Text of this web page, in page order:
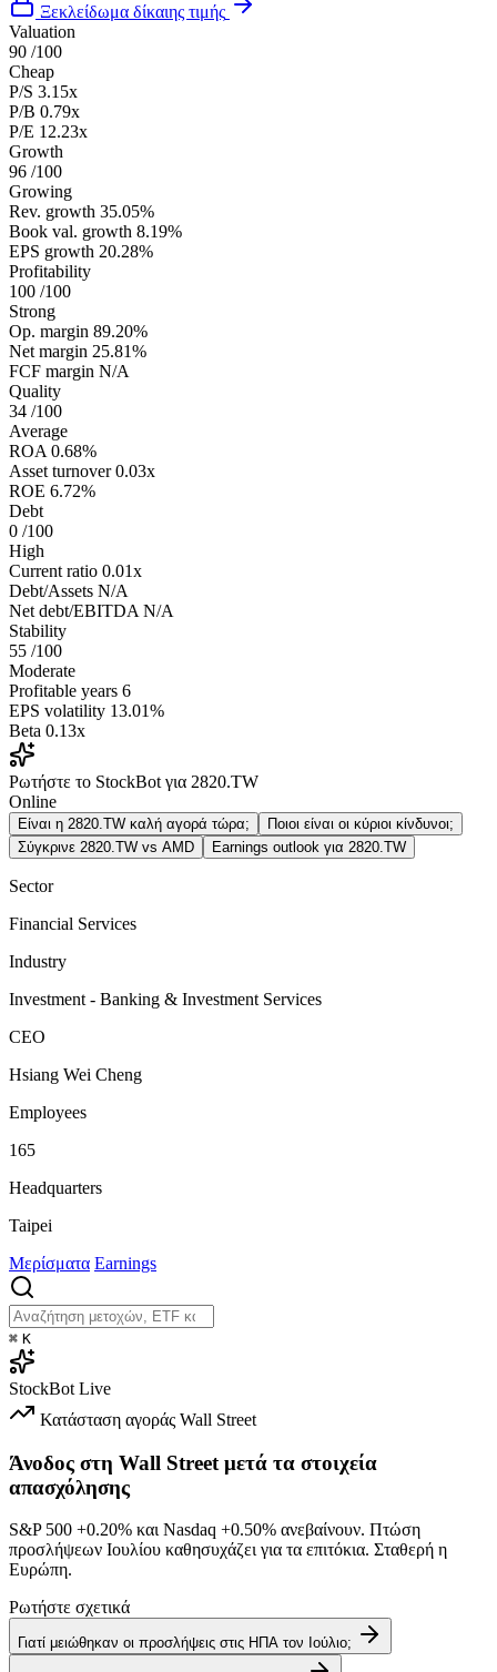
Ξεκλείδωμα δίκαιης τιμής
Valuation
90 /100
Cheap
P/S 3.15x
P/B 0.79x
P/E 12.23x
Growth
96 /100
Growing
Rev. growth 35.05%
Book val. growth 8.19%
EPS growth 20.28%
Profitability
100 /100
Strong
Op. margin 89.20%
Net margin 25.81%
FCF margin N/A
Quality
34 /100
Average
ROA 0.68%
Asset turnover 0.03x
ROE 6.72%
Debt
0 /100
High
Current ratio 0.01x
Debt/Assets N/A
Net debt/EBITDA N/A
Stability
55 /100
Moderate
Profitable years 6
EPS volatility 13.01%
Beta 0.13x
Ρωτήστε το StockBot για 2820.TW
Online
Είναι η 2820.TW καλή αγορά τώρα;
Ποιοι είναι οι κύριοι κίνδυνοι;
Σύγκρινε 2820.TW vs AMD
Earnings outlook για 2820.TW
Sector
Financial Services
Industry
Investment - Banking & Investment Services
CEO
Hsiang Wei Cheng
Employees
165
Headquarters
Taipei
Μερίσματα Earnings
⌘ K
StockBot Live
Κατάσταση αγοράς Wall Street
Άνοδος στη Wall Street μετά τα στοιχεία
απασχόλησης
S&P 500 +0.20% και Nasdaq +0.50% ανεβαίνουν. Πτώση
προσλήψεων Ιουλίου καθησυχάζει για τα επιτόκια. Σταθερή η
Ευρώπη.
Ρωτήστε σχετικά
Γιατί μειώθηκαν οι προσλήψεις στις ΗΠΑ τον Ιούλιο;